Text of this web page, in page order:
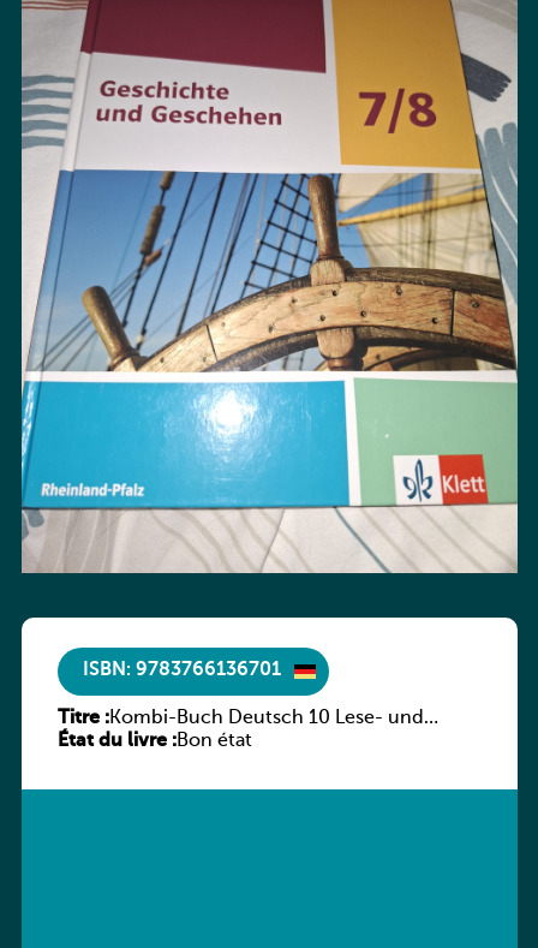
ISBN: 9783766136701
Titre :Kombi-Buch Deutsch 10 Lese- und
Sprachbuch
État du livre :Bon état